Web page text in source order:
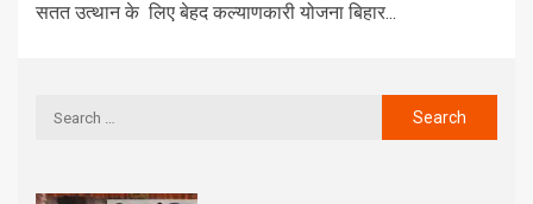
सतत उत्थान के लिए बेहद कल्याणकारी योजना बिहार...